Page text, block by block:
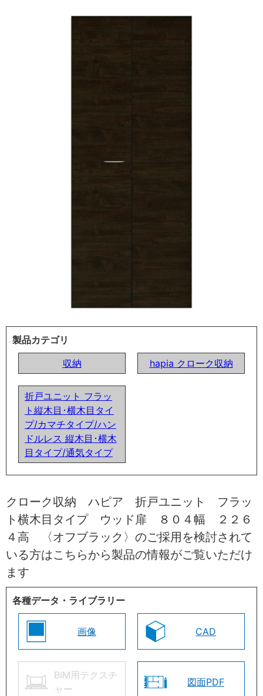
製品カテゴリ
収納
hapia クローク収納
折戸ユニット フラッ
ト縦木目･横木目タイ
プ/カマチタイプ/ハン
ドルレス 縦木目･横木
目タイプ/通気タイプ
クローク収納 ハピア 折戸ユニット フラッ
ト横木目タイプ ウッド扉 ８０４幅 ２２６
４高 〈オフブラック〉のご採用を検討されて
いる方はこちらから製品の情報がご覧いただけ
ます
各種データ・ライブラリー
画像 CAD
BIM用テクスチ
ャー
図面PDF